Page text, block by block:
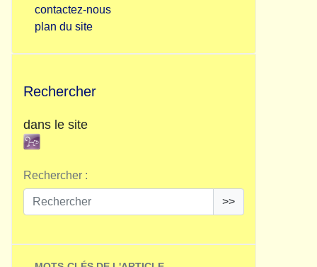
contactez-nous
plan du site
Rechercher
dans le site
Rechercher :
>>